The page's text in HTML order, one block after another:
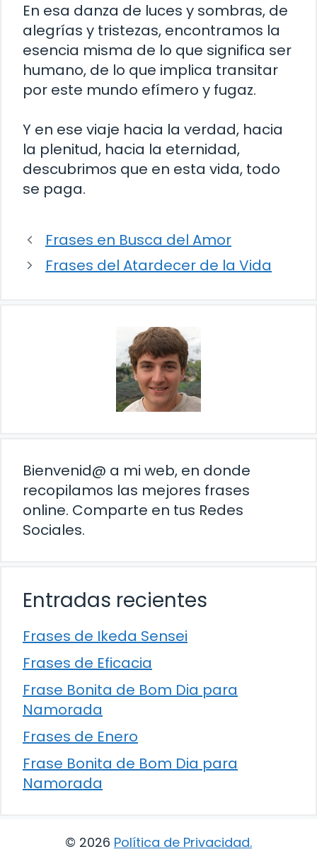
En esa danza de luces y sombras, de
alegrías y tristezas, encontramos la
esencia misma de lo que significa ser
humano, de lo que implica transitar
por este mundo efímero y fugaz.
Y en ese viaje hacia la verdad, hacia
la plenitud, hacia la eternidad,
descubrimos que en esta vida, todo
se paga.
Frases en Busca del Amor
Frases del Atardecer de la Vida
Bienvenid@ a mi web, en donde
recopilamos las mejores frases
online. Comparte en tus Redes
Sociales.
Entradas recientes
Frases de Ikeda Sensei
Frases de Eficacia
Frase Bonita de Bom Dia para
Namorada
Frases de Enero
Frase Bonita de Bom Dia para
Namorada
© 2026 Política de Privacidad.